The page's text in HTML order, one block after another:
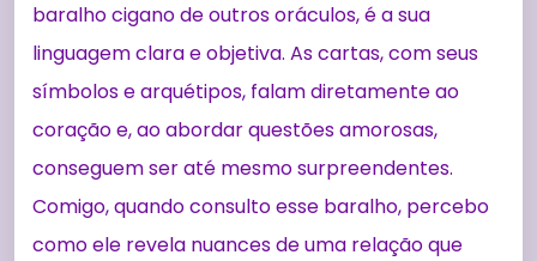
baralho cigano de outros oráculos, é a sua
linguagem clara e objetiva. As cartas, com seus
símbolos e arquétipos, falam diretamente ao
coração e, ao abordar questões amorosas,
conseguem ser até mesmo surpreendentes.
Comigo, quando consulto esse baralho, percebo
como ele revela nuances de uma relação que